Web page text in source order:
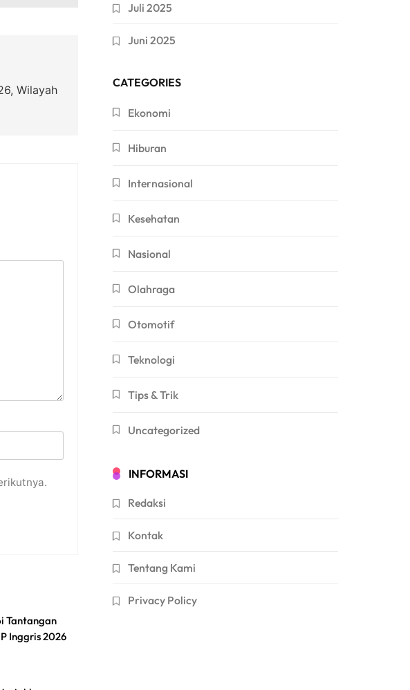
Wilayah
Tantangan
Inggris 2026
Juli 2025
Juni 2025
CATEGORIES
Ekonomi
Hiburan
Internasional
Kesehatan
Nasional
Olahraga
Otomotif
Teknologi
Tips & Trik
Uncategorized
INFORMASI
Redaksi
Kontak
Tentang Kami
Privacy Policy